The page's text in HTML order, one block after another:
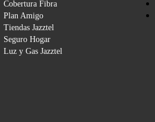
Cobertura Fibra
Plan Amigo
Tiendas Jazztel
Seguro Hogar
Luz y Gas Jazztel